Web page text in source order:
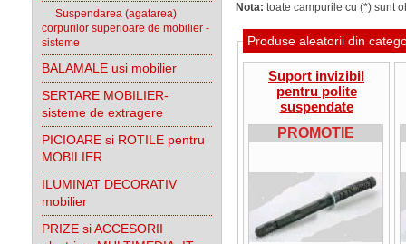
Suspendarea (agatarea)
corpurilor superioare de mobilier -
sisteme
BALAMALE usi mobilier
SERTARE MOBILIER-
sisteme de extragere
PICIOARE si ROTILE pentru
MOBILIER
ILUMINAT DECORATIV
mobilier
PRIZE si ACCESORII
Nota: toate campurile cu (*) sunt
Produse aleatorii din
Suport invizibil
pentru polite
suspendate
12x120mm,L=190mm
PROMOTIE